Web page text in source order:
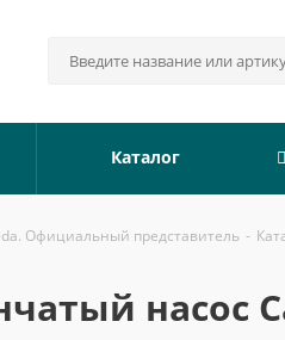
Каталог
Официальный представитель -
насос